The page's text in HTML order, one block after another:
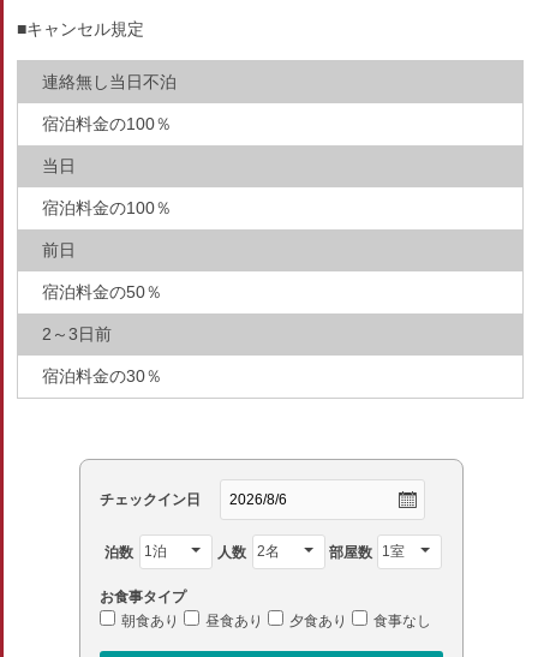
■キャンセル規定
連絡無し当日不泊
宿泊料金の100％
当日
宿泊料金の100％
前日
宿泊料金の50％
2～3日前
宿泊料金の30％
チェックイン日
泊数 人数 部屋数
お食事タイプ
朝食あり
昼食あり 夕食あり 食事なし